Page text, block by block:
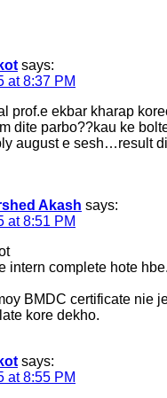
says:
at 8:37 PM
prof.e ekbar kharap
dite parbo??kau ke
august e sesh…result
Akash says:
at 8:51 PM
intern complete hote
BMDC certificate nie
kore dekho.
says:
at 8:55 PM